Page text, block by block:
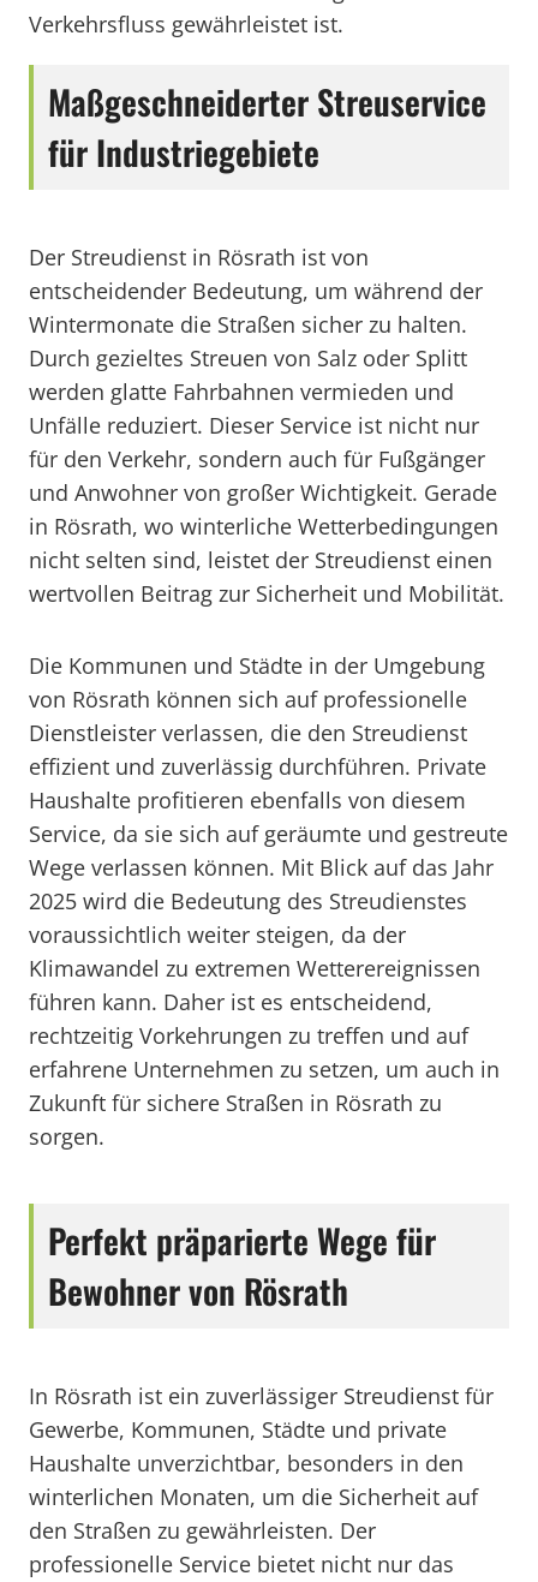
Verkehrsfluss gewährleistet ist.
Maßgeschneiderter Streuservice
für Industriegebiete
Der Streudienst in Rösrath ist von
entscheidender Bedeutung, um während der
Wintermonate die Straßen sicher zu halten.
Durch gezieltes Streuen von Salz oder Splitt
werden glatte Fahrbahnen vermieden und
Unfälle reduziert. Dieser Service ist nicht nur
für den Verkehr, sondern auch für Fußgänger
und Anwohner von großer Wichtigkeit. Gerade
in Rösrath, wo winterliche Wetterbedingungen
nicht selten sind, leistet der Streudienst einen
wertvollen Beitrag zur Sicherheit und Mobilität.
Die Kommunen und Städte in der Umgebung
von Rösrath können sich auf professionelle
Dienstleister verlassen, die den Streudienst
effizient und zuverlässig durchführen. Private
Haushalte profitieren ebenfalls von diesem
Service, da sie sich auf geräumte und gestreute
Wege verlassen können. Mit Blick auf das Jahr
2025 wird die Bedeutung des Streudienstes
voraussichtlich weiter steigen, da der
Klimawandel zu extremen Wetterereignissen
führen kann. Daher ist es entscheidend,
rechtzeitig Vorkehrungen zu treffen und auf
erfahrene Unternehmen zu setzen, um auch in
Zukunft für sichere Straßen in Rösrath zu
sorgen.
Perfekt präparierte Wege für
Bewohner von Rösrath
In Rösrath ist ein zuverlässiger Streudienst für
Gewerbe, Kommunen, Städte und private
Haushalte unverzichtbar, besonders in den
winterlichen Monaten, um die Sicherheit auf
den Straßen zu gewährleisten. Der
professionelle Service bietet nicht nur das